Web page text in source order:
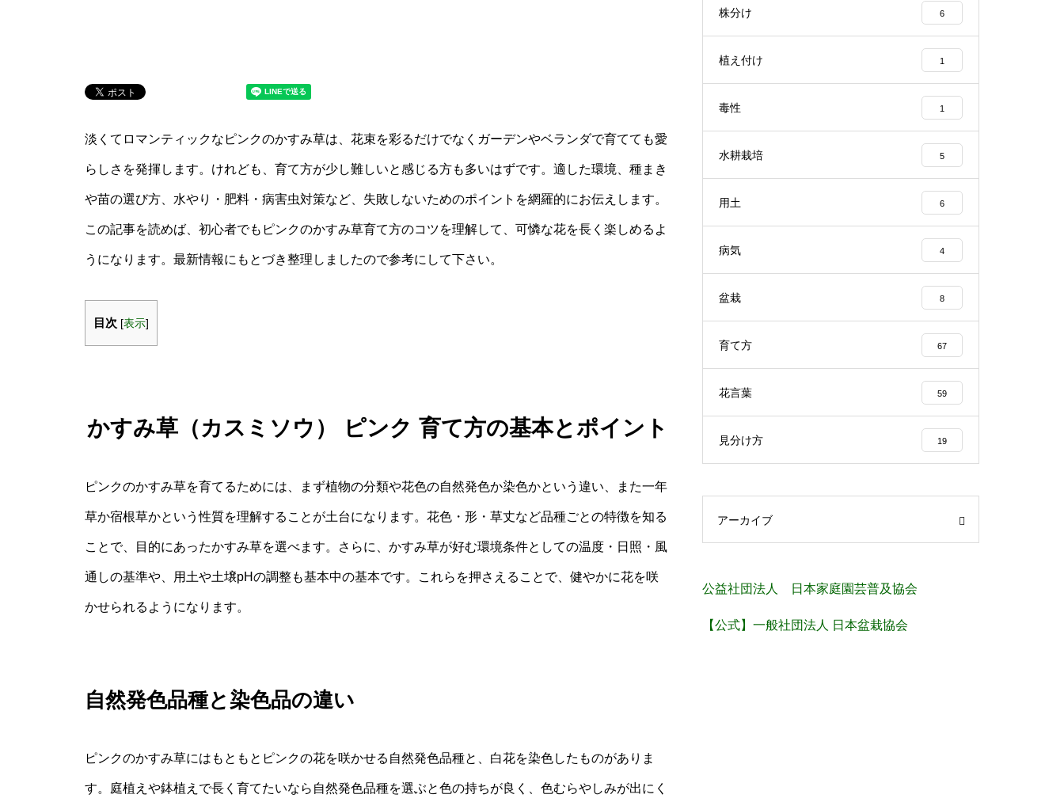
淡くてロマンティックなピンクのかすみ草は、花束を彩るだけでなくガーデンやベランダで育てても愛
らしさを発揮します。けれども、育て方が少し難しいと感じる方も多いはずです。適した環境、種まき
や苗の選び方、水やり・肥料・病害虫対策など、失敗しないためのポイントを網羅的にお伝えします。
この記事を読めば、初心者でもピンクのかすみ草育て方のコツを理解して、可憐な花を長く楽しめるよ
うになります。最新情報にもとづき整理しましたので参考にして下さい。
目次 [表示]
かすみ草（カスミソウ） ピンク 育て方の基本とポイント
ピンクのかすみ草を育てるためには、まず植物の分類や花色の自然発色か染色かという違い、また一年
草か宿根草かという性質を理解することが土台になります。花色・形・草丈など品種ごとの特徴を知る
ことで、目的にあったかすみ草を選べます。さらに、かすみ草が好む環境条件としての温度・日照・風
通しの基準や、用土や土壌pHの調整も基本中の基本です。これらを押さえることで、健やかに花を咲
かせられるようになります。
自然発色品種と染色品の違い
ピンクのかすみ草にはもともとピンクの花を咲かせる自然発色品種と、白花を染色したものがありま
す。庭植えや鉢植えで長く育てたいなら自然発色品種を選ぶと色の持ちが良く、色むらやしみが出にく
株分け 6
植え付け 1
毒性 1
水耕栽培 5
用土 6
病気 4
盆栽 8
育て方 67
花言葉 59
見分け方 19
アーカイブ
公益社団法人 日本家庭園芸普及協会
【公式】一般社団法人 日本盆栽協会